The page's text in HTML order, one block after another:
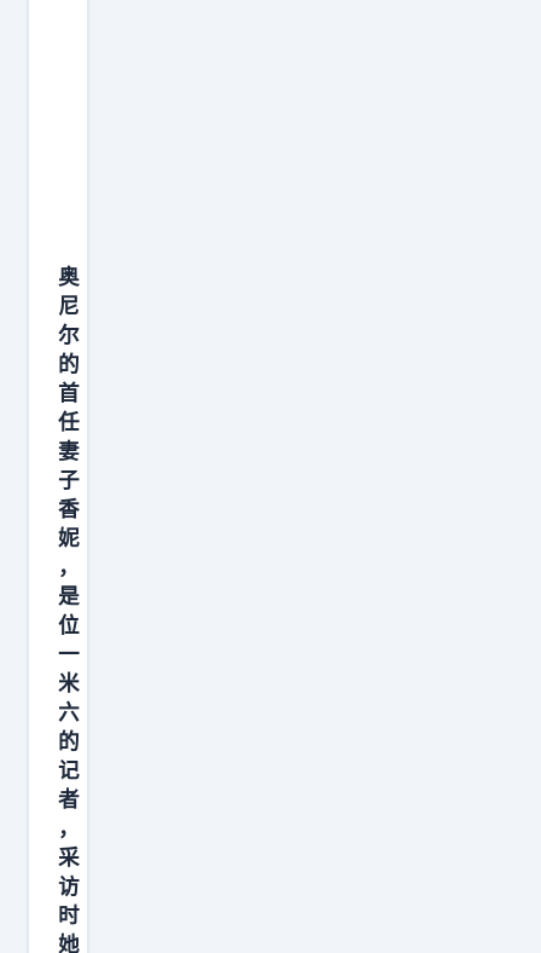
薪
。
科
比
当
时
说
目
标
至
少
下
1
0
冠
。
我
不
差
、
背
身
、
中
距
离
和
高
难
度
投
篮
几
乎
样
样
精
通
，
防
，
重
新
复
盘
2
0
0
4
年
自
己
离
开
湖
人
O
K
组
奥
尼
尔
的
首
任
妻
子
香
妮
，
是
位
一
米
六
的
记
者
，
采
访
时
她